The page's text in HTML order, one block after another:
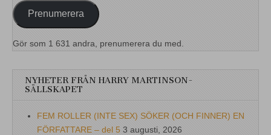
Prenumerera
Gör som 1 631 andra, prenumerera du med.
NYHETER FRÅN HARRY MARTINSON-
SÄLLSKAPET
FEM ROLLER (INTE SEX) SÖKER (OCH FINNER) EN
FÖRFATTARE – del 5 3 augusti, 2026